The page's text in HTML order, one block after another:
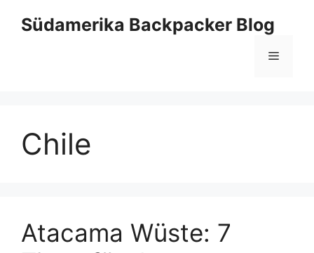
InhaltSüdamerika Backpacker Blog
Menü
Chile
Atacama Wüste: 7